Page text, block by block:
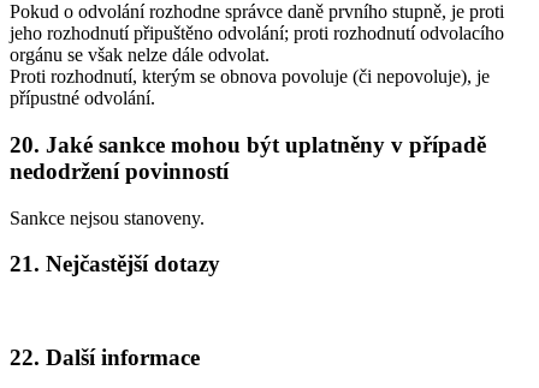
Pokud o odvolání rozhodne správce daně prvního stupně, je proti
jeho rozhodnutí připuštěno odvolání; proti rozhodnutí odvolacího
orgánu se však nelze dále odvolat.
Proti rozhodnutí, kterým se obnova povoluje (či nepovoluje), je
přípustné odvolání.
20. Jaké sankce mohou být uplatněny v případě
nedodržení povinností
Sankce nejsou stanoveny.
21. Nejčastější dotazy
22. Další informace